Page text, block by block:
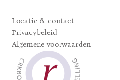
Locatie & contact
Privacybeleid
Algemene voorwaarden